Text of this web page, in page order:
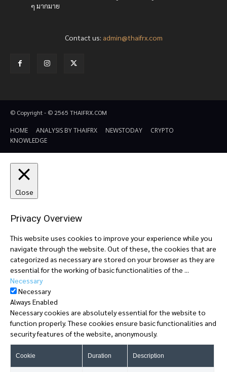
ๆ มากมาย
Contact us: admin@thaifrx.com
© Copyright - © 2565 THAIFRX.COM
HOME ANALYSIS BY THAIFRX NEWSTODAY
CRYPTO
KNOWLEDGE
Close
Privacy Overview
This website uses cookies to improve your experience while you
navigate through the website. Out of these, the cookies that are
categorized as necessary are stored on your browser as they are
essential for the working of basic functionalities of the ...
Necessary
Necessary
Always Enabled
Necessary cookies are absolutely essential for the website to
function properly. These cookies ensure basic functionalities and
security features of the website, anonymously.
Cookie Duration Description